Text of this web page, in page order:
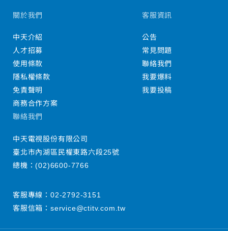
關於我們
中天介紹
人才招募
使用條款
隱私權條款
免責聲明
商務合作方案
客服資訊
公告
常見問題
聯絡我們
我要爆料
我要投稿
聯絡我們
中天電視股份有限公司
臺北市內湖區民權東路六段25號
總機：(02)6600-7766
客服專線： 02-2792-3151
客服信箱： service@ctitv.com.tw